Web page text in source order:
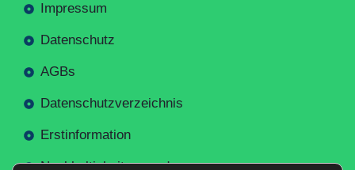
Impressum
Datenschutz
AGBs
Datenschutzverzeichnis
Erstinformation
Nachhaltigkeitsverordnung